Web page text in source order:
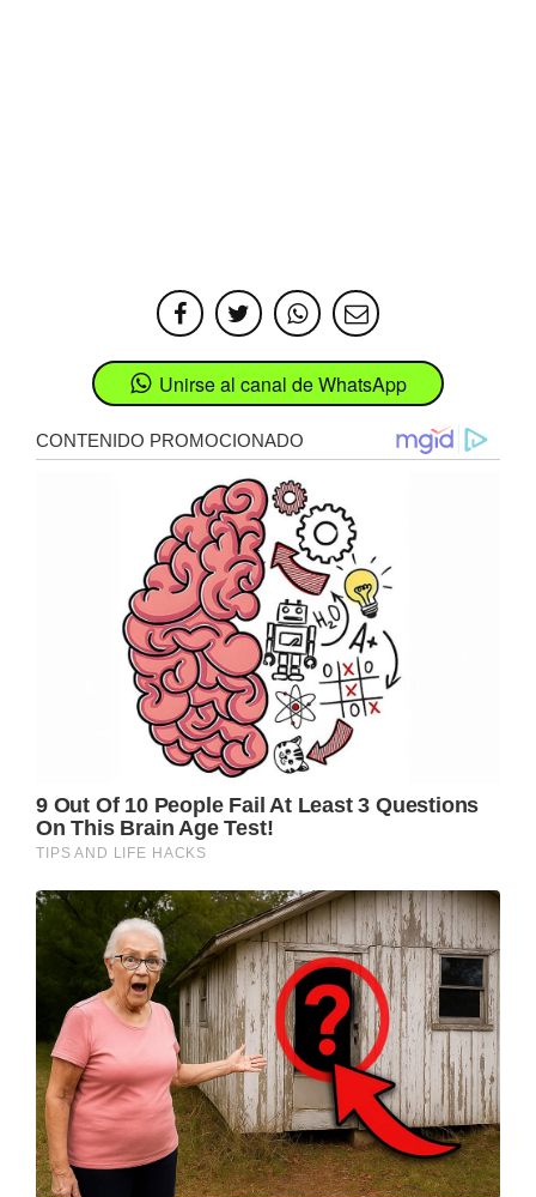
Unirse al canal de WhatsApp